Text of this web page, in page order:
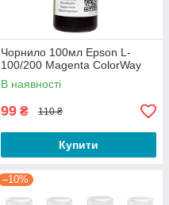
Чорнило 100мл Epson L-
100/200 Magenta ColorWay
В наявності
99 ₴ 110 ₴
Купити
–10%